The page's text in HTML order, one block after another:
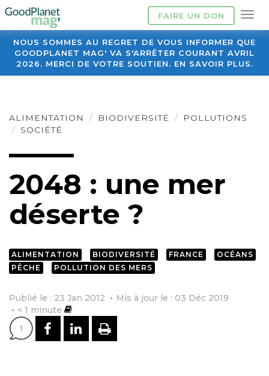
FAIRE UN DON
NOUS SOMMES AU REGRET DE VOUS INFORMER QUE
GOODPLANET MAG' VA S'ARRÊTER COURANT AVRIL
2026. MERCI DE VOTRE SOUTIEN. EN SAVOIR PLUS.
ALIMENTATION BIODIVERSITÉ
POLLUTIONS
SOCIÉTÉ
2048 : une mer
déserte ?
ALIMENTATION BIODIVERSITÉ FRANCE
OCÉANS
PÊCHE
POLLUTION DES MERS
Publié le : 23 Jan 2012
Mis à jour le : 03 Déc 2019
< 1 minute
1 PARTAGER SUR FACEBOOK
PARTAGER SUR
IMPRIMER